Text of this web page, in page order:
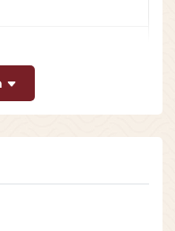
đỏ cao cấp
trong thùng sồi
Pháp